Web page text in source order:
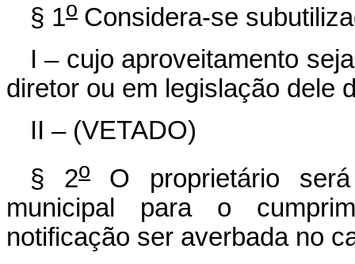
§ 1o Considera-se
I – cujo aproveitamento
diretor ou em legislação dele
II – (VETADO)
§ 2o
O proprietário
municipal para o
notificação ser averbada no